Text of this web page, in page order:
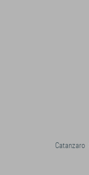
Catanzaro